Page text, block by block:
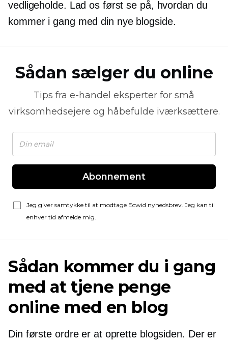
vedligeholde. Lad os først se på, hvordan du
kommer i gang med din nye blogside.
Sådan sælger du online
Tips fra e-handel eksperter for små
virksomhedsejere og håbefulde iværksættere.
Abonnement
Jeg giver samtykke til at modtage Ecwid nyhedsbrev. Jeg kan til
enhver tid afmelde mig.
Sådan kommer du i gang
med at tjene penge
online med en blog
Din første ordre er at oprette blogsiden. Der er